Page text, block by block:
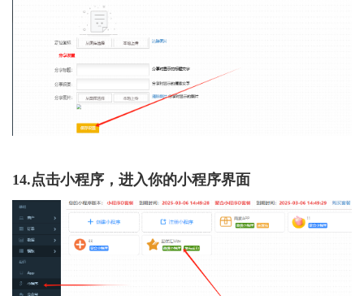
14.点击小程序，进入你的小程序界面